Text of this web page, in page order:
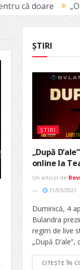
„O haită de
ȘTIRI
ȘTIRI
„După
online la
Un articol de
31/03/2021
Duminică, 4
Bulandra
regim de live
„După D’ale”,
CITEȘTE ÎN